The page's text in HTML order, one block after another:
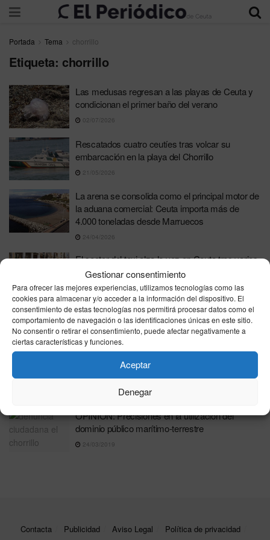
Gestionar consentimiento
Para ofrecer las mejores experiencias, utilizamos tecnologías como las
cookies para almacenar y/o acceder a la información del dispositivo. El
consentimiento de estas tecnologías nos permitirá procesar datos como el
comportamiento de navegación o las identificaciones únicas en este sitio.
No consentir o retirar el consentimiento, puede afectar negativamente a
ciertas características y funciones.
Aceptar
Denegar
Portada Tema chorrillo
Etiqueta: chorrillo
Las medusas regresan a las playas de Ceuta y
condicionan el primer baño del verano
02/07/2026
Rescatados cuatro ceutíes tras volcar su
embarcación en la playa del Chorrillo
21/05/2026
La arena se consolida como el principal motor de
la aduana comercial: Ceuta importa más de
4.000 toneladas desde Marruecos
24/04/2026
El sector del taxi alza la voz en Ceuta tras varios
ataques a conductores
20/01/2026
El sector del taxi se moviliza en Ceuta tras dos
asaltos en apenas días
19/01/2026
El MDyC preocupado por la playa del Chorrillo
31/03/2019
OPINIÓN: Precisiones en la utilización del
dominio público marítimo-terrestre
24/03/2019
Contacta Publicidad Aviso Legal
Política de privacidad